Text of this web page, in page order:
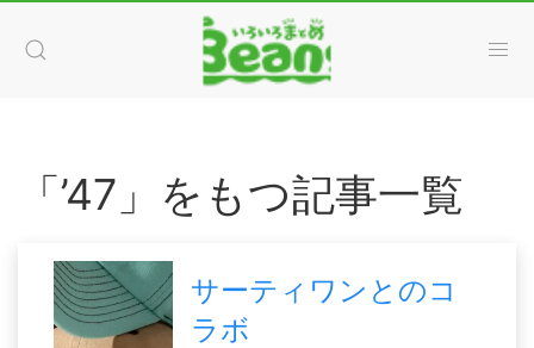
「’47」をもつ記事一覧
サーティワンとのコ
ラボ